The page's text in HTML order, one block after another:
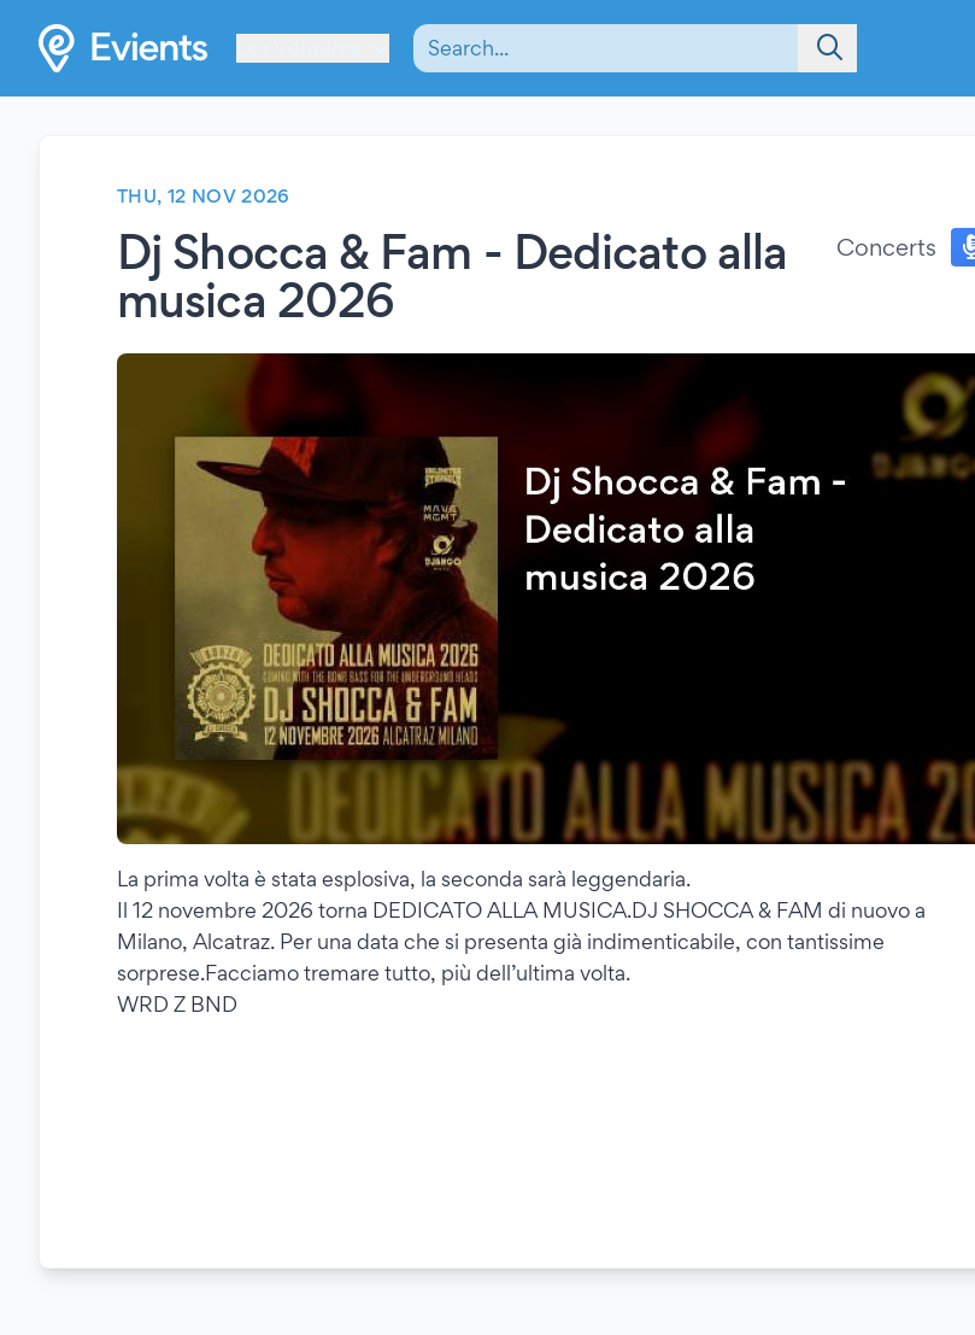
THU, 12 NOV 2026
Dj Shocca & Fam - Dedicato alla
musica 2026
Concerts
La prima volta è stata esplosiva, la seconda sarà leggendaria.
Il 12 novembre 2026 torna DEDICATO ALLA MUSICA.DJ SHOCCA & FAM di nuovo a
Milano, Alcatraz. Per una data che si presenta già indimenticabile, con tantissime
sorprese.Facciamo tremare tutto, più dell’ultima volta.
WRD Z BND